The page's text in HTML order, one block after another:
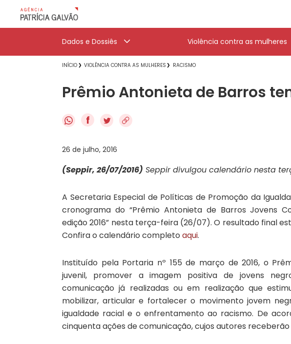
Dados e Dossiês Violência contra as mulheres
INÍCIO VIOLÊNCIA CONTRA AS MULHERES RACISMO
Prêmio Antonieta de Barros
f
26 de julho, 2016
(Seppir, 26/07/2016) Seppir divulgou calendário nesta
A Secretaria Especial de Políticas de Promoção da
cronograma do “Prêmio Antonieta de Barros Jovens
edição 2016” nesta terça-feira (26/07). O resultado final
Confira o calendário completo aqui.
Instituído pela Portaria nº 155 de março de 2016, o
juvenil, promover a imagem positiva de jovens
comunicação já realizadas ou em realização que
mobilizar, articular e fortalecer o movimento jovem
igualdade racial e o enfrentamento ao racismo. De
cinquenta ações de comunicação, cujos autores receberão